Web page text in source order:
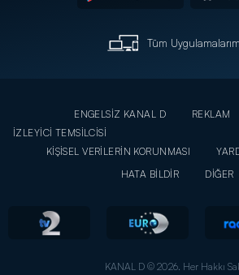
Tüm
ENGELSİZ KANAL D REKLAM
İZLEYİCİ TEMSİLCİSİ
KİŞİSEL VERİLERİN KORUNMASI
HATA BİLDİR
DİĞER
KANAL D © 2026. Her Hakkı